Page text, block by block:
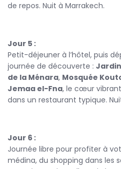
de repos. Nuit à Marrakech.
Jour 5 :
Petit-déjeuner à l’hôtel, puis
journée de découverte :
de la Ménara, Mosquée
Jemaa el-Fna, le cœur
dans un restaurant typique.
Jour 6 :
Journée libre pour profiter à
médina, du shopping dans les